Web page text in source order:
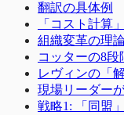
翻訳の具体例
「コスト計算
組織変革の理
コッターの8
レヴィンの「
現場リーダー
戦略1: 「同盟